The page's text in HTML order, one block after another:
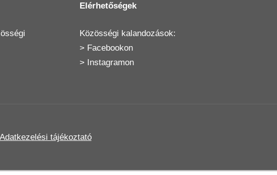
Elérhetőségek
Közösségi kalandozások:
> Facebookon
> Instagramon
Adatkezelési tájékoztató